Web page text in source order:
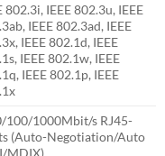
802.3i, IEEE 802.3u, IEEE
IEEE 802.3ad, IEEE
IEEE 802.1d, IEEE
IEEE 802.1w, IEEE
IEEE 802.1p, IEEE
100/1000Mbit/s RJ45-
(Auto-Negotiation/Auto
MDIX)